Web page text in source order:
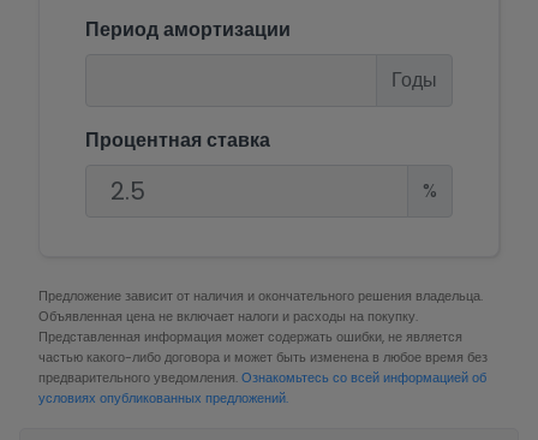
Период амортизации
Годы
Процентная ставка
%
Предложение зависит от наличия и окончательного решения владельца.
Объявленная цена не включает налоги и расходы на покупку.
Представленная информация может содержать ошибки, не является
частью какого-либо договора и может быть изменена в любое время без
предварительного уведомления.Ознакомьтесь со всей информацией об
условиях опубликованных предложений.